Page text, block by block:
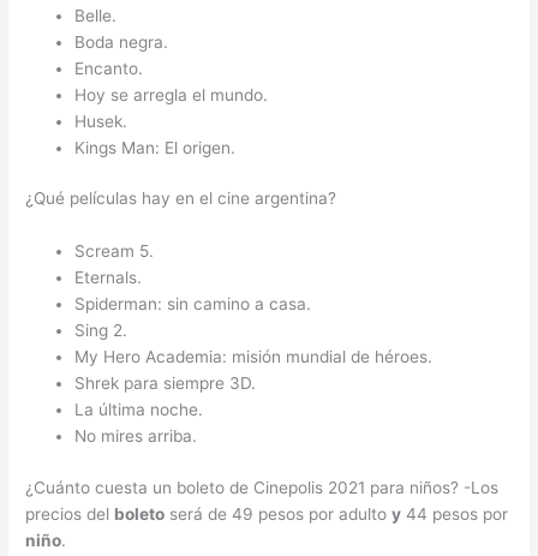
Belle.
Boda negra.
Encanto.
Hoy se arregla el mundo.
Husek.
Kings Man: El origen.
¿Qué películas hay en el cine argentina?
Scream 5.
Eternals.
Spiderman: sin camino a casa.
Sing 2.
My Hero Academia: misión mundial de héroes.
Shrek para siempre 3D.
La última noche.
No mires arriba.
¿Cuánto cuesta un boleto de Cinepolis 2021 para niños? -Los
precios del boleto será de 49 pesos por adultoy 44 pesos por
niño.